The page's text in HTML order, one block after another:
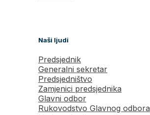
Naši ljudi
Predsjednik
Generalni sekretar
Predsjedništvo
Zamjenici predsjednika
Glavni odbor
Rukovodstvo Glavnog odbora